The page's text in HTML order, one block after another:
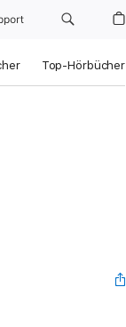
Top-Hörbücher